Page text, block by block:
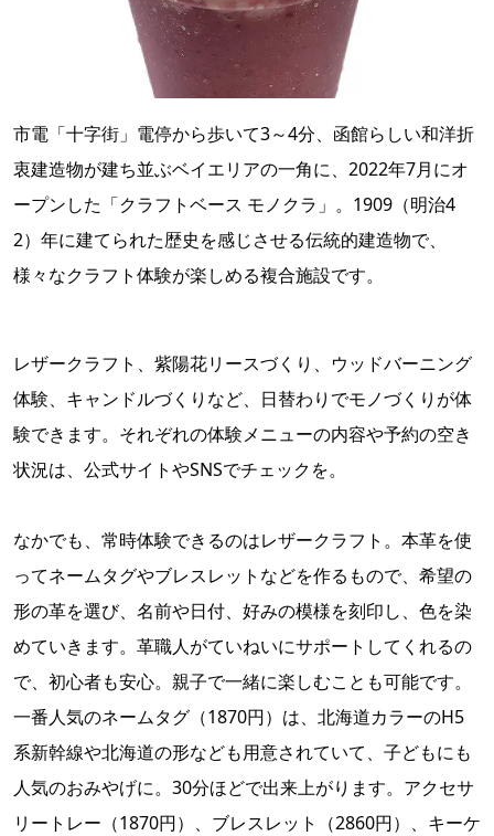
市電「十字街」電停から歩いて3～4分、函館らしい和洋折
衷建造物が建ち並ぶベイエリアの一角に、2022年7月にオ
ープンした「クラフトベース モノクラ」。1909（明治4
2）年に建てられた歴史を感じさせる伝統的建造物で、
様々なクラフト体験が楽しめる複合施設です。
レザークラフト、紫陽花リースづくり、ウッドバーニング
体験、キャンドルづくりなど、日替わりでモノづくりが体
験できます。それぞれの体験メニューの内容や予約の空き
状況は、公式サイトやSNSでチェックを。
なかでも、常時体験できるのはレザークラフト。本革を使
ってネームタグやブレスレットなどを作るもので、希望の
形の革を選び、名前や日付、好みの模様を刻印し、色を染
めていきます。革職人がていねいにサポートしてくれるの
で、初心者も安心。親子で一緒に楽しむことも可能です。
一番人気のネームタグ（1870円）は、北海道カラーのH5
系新幹線や北海道の形なども用意されていて、子どもにも
人気のおみやげに。30分ほどで出来上がります。アクセサ
リートレー（1870円）、ブレスレット（2860円）、キーケ